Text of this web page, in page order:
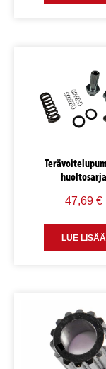
huoltosarja
47,69 €
LUE LISÄÄ